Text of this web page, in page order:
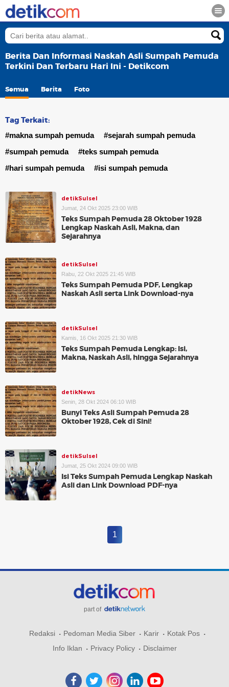
Berita Dan Informasi Naskah Asli Sumpah Pemuda
Terkini Dan Terbaru Hari Ini - Detikcom
Semua Berita Foto
Tag Terkait:
#makna sumpah pemuda
#sejarah sumpah pemuda
#sumpah pemuda
#teks sumpah pemuda
#hari sumpah pemuda
#isi sumpah pemuda
detikSulsel
Jumat, 24 Okt 2025 23:00 WIB
Teks Sumpah Pemuda 28 Oktober 1928
Lengkap Naskah Asli, Makna, dan
Sejarahnya
detikSulsel
Rabu, 22 Okt 2025 21:45 WIB
Teks Sumpah Pemuda PDF, Lengkap
Naskah Asli serta Link Download-nya
detikSulsel
Kamis, 16 Okt 2025 21:30 WIB
Teks Sumpah Pemuda Lengkap: Isi,
Makna, Naskah Asli, hingga Sejarahnya
detikNews
Senin, 28 Okt 2024 06:10 WIB
Bunyi Teks Asli Sumpah Pemuda 28
Oktober 1928, Cek di Sini!
detikSulsel
Jumat, 25 Okt 2024 09:00 WIB
Isi Teks Sumpah Pemuda Lengkap Naskah
Asli dan Link Download PDF-nya
1
part of
Redaksi Pedoman Media Siber Karir
Kotak Pos
Info Iklan
Privacy Policy Disclaimer